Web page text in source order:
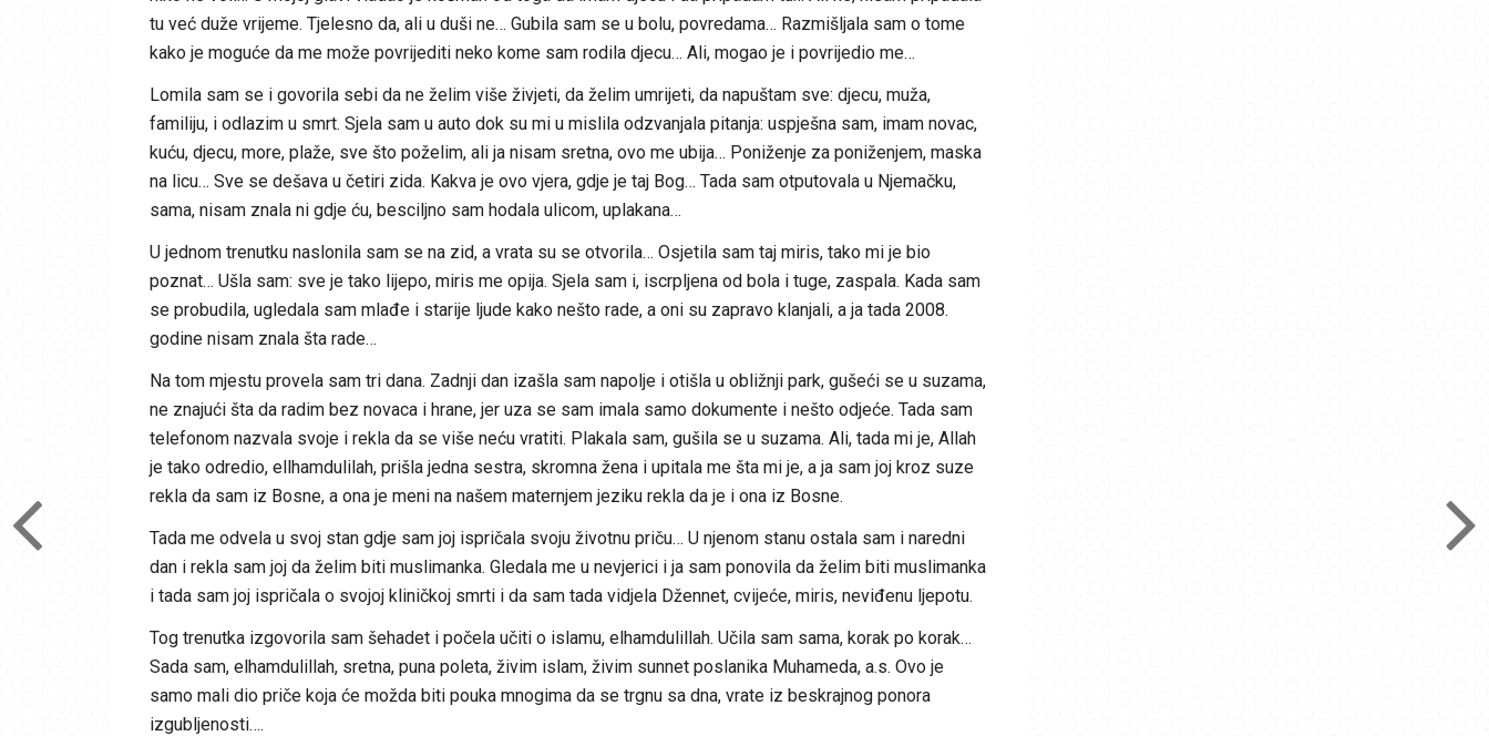
tu već duže vrijeme. Tjelesno da, ali u duši ne… Gubila sam se u bolu, povredama… Razmišljala sam o tome
kako je moguće da me može povrijediti neko kome sam rodila djecu… Ali, mogao je i povrijedio me…
Lomila sam se i govorila sebi da ne želim više živjeti, da želim umrijeti, da napuštam sve: djecu, muža,
familiju, i odlazim u smrt. Sjela sam u auto dok su mi u mislila odzvanjala pitanja: uspješna sam, imam novac,
kuću, djecu, more, plaže, sve što poželim, ali ja nisam sretna, ovo me ubija… Poniženje za poniženjem, maska
na licu… Sve se dešava u četiri zida. Kakva je ovo vjera, gdje je taj Bog… Tada sam otputovala u Njemačku,
sama, nisam znala ni gdje ću, besciljno sam hodala ulicom, uplakana…
U jednom trenutku naslonila sam se na zid, a vrata su se otvorila… Osjetila sam taj miris, tako mi je bio
poznat… Ušla sam: sve je tako lijepo, miris me opija. Sjela sam i, iscrpljena od bola i tuge, zaspala. Kada sam
se probudila, ugledala sam mlađe i starije ljude kako nešto rade, a oni su zapravo klanjali, a ja tada 2008.
godine nisam znala šta rade…
Na tom mjestu provela sam tri dana. Zadnji dan izašla sam napolje i otišla u obližnji park, gušeći se u suzama,
ne znajući šta da radim bez novaca i hrane, jer uza se sam imala samo dokumente i nešto odjeće. Tada sam
telefonom nazvala svoje i rekla da se više neću vratiti. Plakala sam, gušila se u suzama. Ali, tada mi je, Allah
je tako odredio, ellhamdulilah, prišla jedna sestra, skromna žena i upitala me šta mi je, a ja sam joj kroz suze
rekla da sam iz Bosne, a ona je meni na našem maternjem jeziku rekla da je i ona iz Bosne.
Tada me odvela u svoj stan gdje sam joj ispričala svoju životnu priču… U njenom stanu ostala sam i naredni
dan i rekla sam joj da želim biti muslimanka. Gledala me u nevjerici i ja sam ponovila da želim biti muslimanka
i tada sam joj ispričala o svojoj kliničkoj smrti i da sam tada vidjela Džennet, cvijeće, miris, neviđenu ljepotu.
Tog trenutka izgovorila sam šehadet i počela učiti o islamu, elhamdulillah. Učila sam sama, korak po korak…
Sada sam, elhamdulillah, sretna, puna poleta, živim islam, živim sunnet poslanika Muhameda, a.s. Ovo je
samo mali dio priče koja će možda biti pouka mnogima da se trgnu sa dna, vrate iz beskrajnog ponora
izgubljenosti….